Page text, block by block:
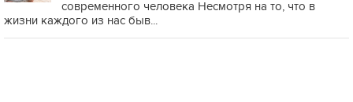
современного человека Несмотря на то, что в
жизни каждого из нас быв...